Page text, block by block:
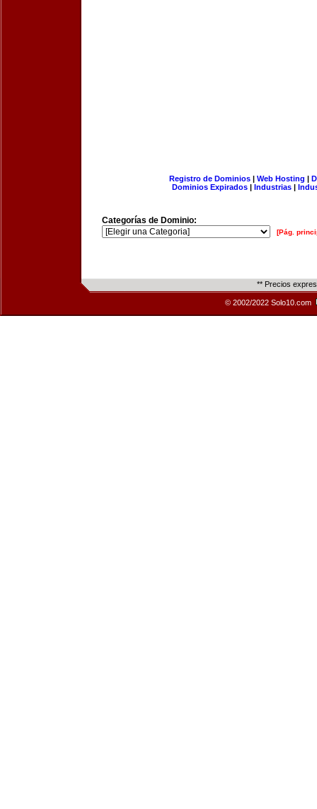
Registro de Dominios| Web Hosting |
Dominios Expirados | Industrias |
Categorías de Dominio:
[Pág.
** Precios
© 2002/2022 Solo10.com